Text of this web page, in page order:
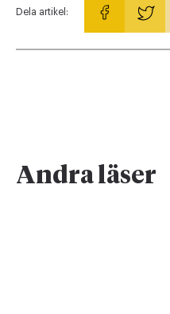
Dela artikel:
Andra läser